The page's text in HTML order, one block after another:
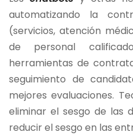
automatizando la
(servicios, atención
de personal
herramientas de
seguimiento de
mejores evaluaciones.
eliminar el sesgo de las
reducir el sesgo en las